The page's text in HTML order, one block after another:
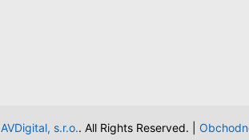
AVDigital, s.r.o.. All Rights Reserved. |